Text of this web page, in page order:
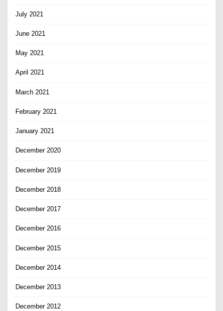
July 2021
June 2021
May 2021
April 2021
March 2021
February 2021
January 2021
December 2020
December 2019
December 2018
December 2017
December 2016
December 2015
December 2014
December 2013
December 2012